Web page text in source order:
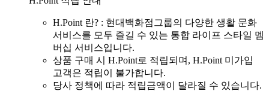
H.Point 란? : 현대백화점그룹의 다양한 생활 문화
서비스를 모두 즐길 수 있는 통합 라이프 스타일 멤
버십 서비스입니다.
상품 구매 시 H.Point로 적립되며, H.Point 미가입
고객은 적립이 불가합니다.
당사 정책에 따라 적립금액이 달라질 수 있습니다.